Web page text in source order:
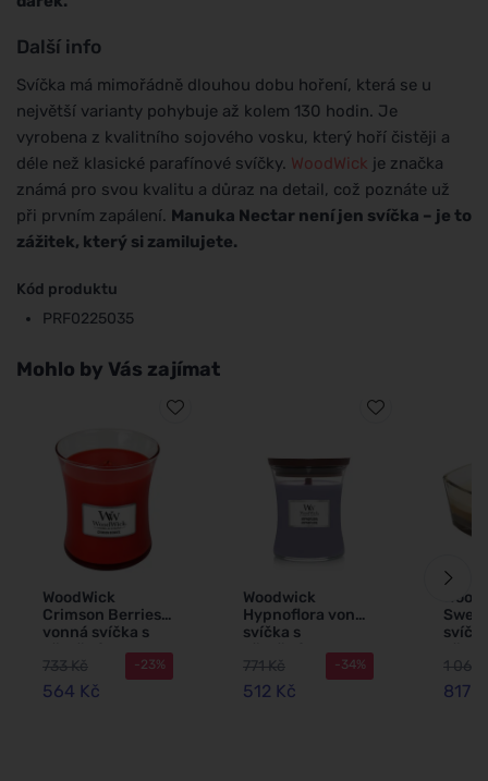
Další info
Svíčka má mimořádně dlouhou dobu hoření, která se u
největší varianty pohybuje až kolem 130 hodin. Je
vyrobena z kvalitního sojového vosku, který hoří čistěji a
déle než klasické parafínové svíčky. WoodWick je značka
známá pro svou kvalitu a důraz na detail, což poznáte už
při prvním zapálení. Manuka Nectar není jen svíčka – je to
zážitek, který si zamilujete.
Kód produktu
PRF0225035
Mohlo by Vás zajímat
WoodWick
Crimson Berries
vonná svíčka s
knotem 275 g
733 Kč
564 Kč
-23%
Woodwick
Hypnoflora vonná
svíčka s
knotem 275 g
771 Kč
512 Kč
-34% 1 062
817